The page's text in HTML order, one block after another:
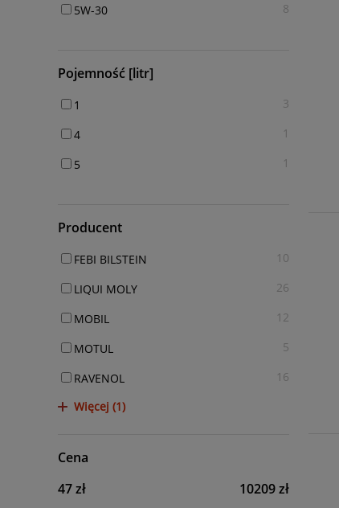
5W-30 8
Pojemność [litr]
1 3
4 1
5 1
Producent
FEBI BILSTEIN 10
LIQUI MOLY 26
MOBIL 12
MOTUL 5
RAVENOL
16
Więcej (1)
Cena
47 zł
10209 zł